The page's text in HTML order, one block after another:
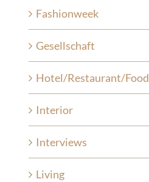
Fashionweek
Gesellschaft
Hotel/Restaurant/Food
Interior
Interviews
Living